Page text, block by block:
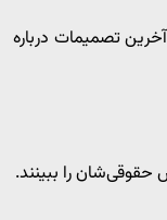
و آخرین تصمیمات درباره